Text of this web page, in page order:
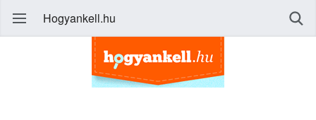
Hogyankell.hu